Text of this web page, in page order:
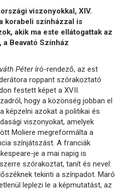
viszonyokkal, XIV.
korabeli színházzal is
akik ma este ellátogattak az
a Beavató Színház
Péteríró-rendező, az est
roppant szórakoztató
festett képet a XVII.
hogy a közönség jobban el
képzelni azokat a politikai és
viszonyokat, amelyek
Moliere megreformálta a
színjátszást. A franciák
je a mai napig is
szórakoztat, tanít és nevel:
tekinti a színpadot. Maró
leplezi le a képmutatást, az